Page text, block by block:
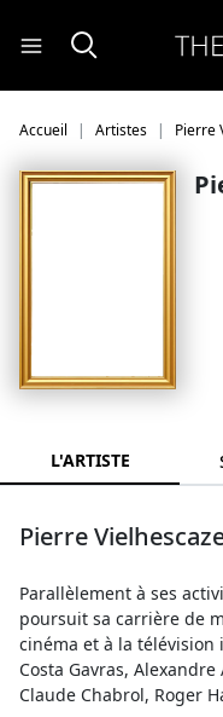
Accueil Artistes Pierre
L'ARTISTE
Pierre
Parallèlement à ses
poursuit sa carrière de
cinéma et à la télévision
Costa Gavras,
Claude Chabrol, Roger